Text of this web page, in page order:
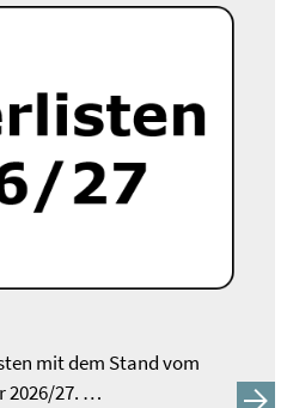
mit dem Stand vom
2026/27. …